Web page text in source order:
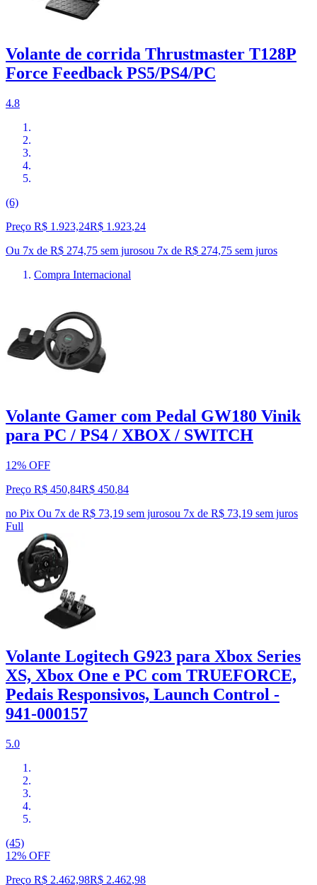
Volante de corrida Thrustmaster T128P
Force Feedback PS5/PS4/PC
4.8
(6)
Preço R$ 1.923,24R$ 1.923,24
Ou 7x de R$ 274,75 sem jurosou 7x de R$ 274,75 sem juros
Compra Internacional
Volante Gamer com Pedal GW180 Vinik
para PC / PS4 / XBOX / SWITCH
12% OFF
Preço R$ 450,84R$ 450,84
no Pix Ou 7x de R$ 73,19 sem jurosou 7x de R$ 73,19 sem juros
Full
Volante Logitech G923 para Xbox Series
XS, Xbox One e PC com TRUEFORCE,
Pedais Responsivos, Launch Control -
941-000157
5.0
(45)
12% OFF
Preço R$ 2.462,98R$ 2.462,98